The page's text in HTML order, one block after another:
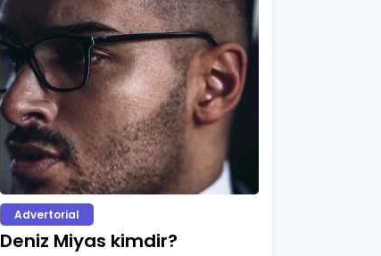
Advertorial
Deniz Miyas kimdir?